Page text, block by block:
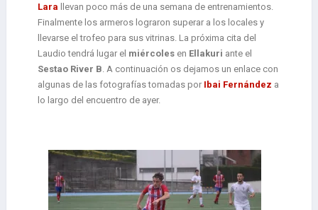
Lara llevan poco más de una semana de entrenamientos.
Finalmente los armeros lograron superar a los locales y
llevarse el trofeo para sus vitrinas. La próxima cita del
Laudio tendrá lugar el miércoles en Ellakuri ante el
Sestao River B . A continuación os dejamos un enlace con
algunas de las fotografías tomadas por Ibai Fernández a
lo largo del encuentro de ayer.